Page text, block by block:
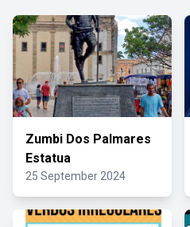
Zumbi Dos Palmares
Estatua
25 September 2024